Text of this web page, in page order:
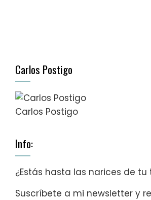
Carlos Postigo
Carlos Postigo
Info:
¿Estás hasta las narices de tu
Suscríbete a mi newsletter y